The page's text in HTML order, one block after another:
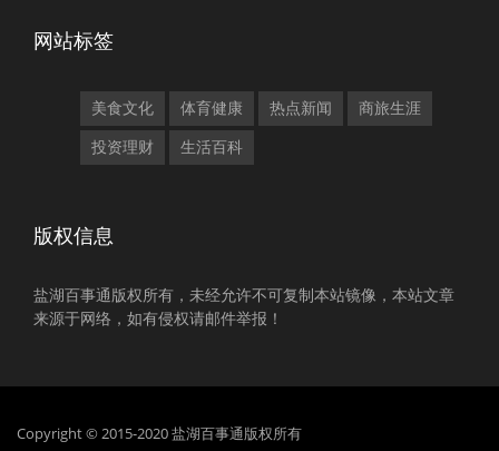
网站标签
美食文化 体育健康 热点新闻 商旅生涯
投资理财 生活百科
版权信息
盐湖百事通版权所有，未经允许不可复制本站镜像，本站文章
来源于网络，如有侵权请邮件举报！
Copyright © 2015-2020 盐湖百事通版权所有